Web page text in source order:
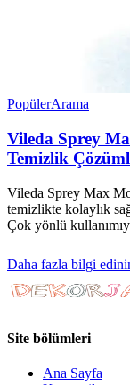
PopülerArama
Vileda Sprey
Temizlik
Vileda Sprey Max
temizlikte kolaylık
Çok yönlü
Daha fazla bilgi
Site bölümleri
Ana Sayfa